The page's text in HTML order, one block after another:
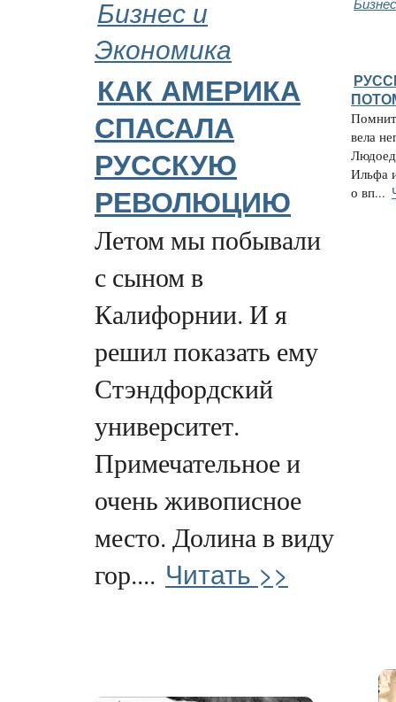
Бизнес и
Экономика
КАК АМЕРИКА
СПАСАЛА
РУССКУЮ
РЕВОЛЮЦИЮ
Летом мы побывали
с сыном в
Калифорнии. И я
решил показать ему
Стэндфордский
университет.
Примечательное и
очень живописное
место. Долина в виду
гор.... Читать >>
вела
Ильфа
о вп...